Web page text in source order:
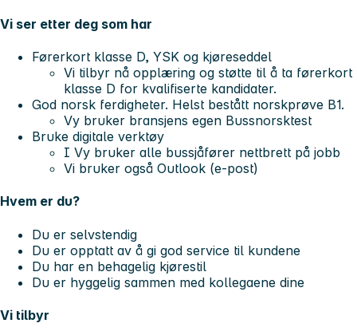
Vi ser etter deg som har
Førerkort klasse D, YSK og kjøreseddel
Vi tilbyr nå opplæring og støtte til å ta førerkort
klasse D for kvalifiserte kandidater.
God norsk ferdigheter. Helst bestått norskprøve B1.
Vy bruker bransjens egen Bussnorsktest
Bruke digitale verktøy
I Vy bruker alle bussjåfører nettbrett på jobb
Vi bruker også Outlook (e-post)
Hvem er du?
Du er selvstendig
Du er opptatt av å gi god service til kundene
Du har en behagelig kjørestil
Du er hyggelig sammen med kollegaene dine
Vi tilbyr